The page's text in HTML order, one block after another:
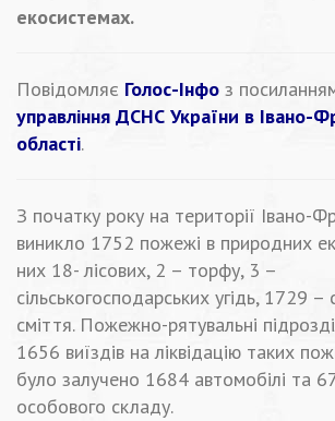
екосистемах.
Повідомляє Голос-Інфо з
управління ДСНС України в Івано-
області.
З початку року на території Івано-
виникло 1752 пожежі в природних
них 18- лісових, 2 – торфу, 3 –
сільськогосподарських угідь, 1729 –
сміття. Пожежно-рятувальні
1656 виїздів на ліквідацію таких
було залучено 1684 автомобілі та
особового складу.